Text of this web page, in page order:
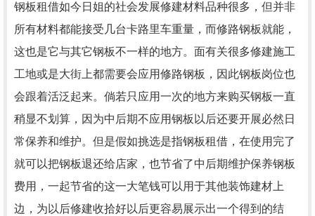
钢板租借如今日姐的社会发展修建材料品种很多，但并非
所有材料都能接受几台卡路里车重量，而修路钢板就能，
这也是它与其它钢板不一样的地方。面有关很多修建施工
工地或是大街上都需要会应用修路钢板，因此钢板岗位也
会跟着活泛起来。倘若只应用一次的地方来购买钢板一直
稍显不划算，因为中后期不应用钢板以后还要开展必然日
常保养和维护。但是假如挑选是指钢板租借，在使用完了
就可以把钢板退还给店家，也节省了中后期维护保养钢板
费用，一起节省的这一大笔钱可以用于其他装饰建材上
边，为以后修建收拾好以后更容易展示出一个得到的结